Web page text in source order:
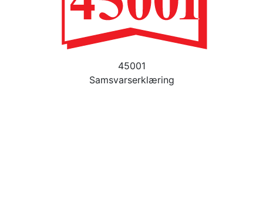
45001
Samsvarserklæring